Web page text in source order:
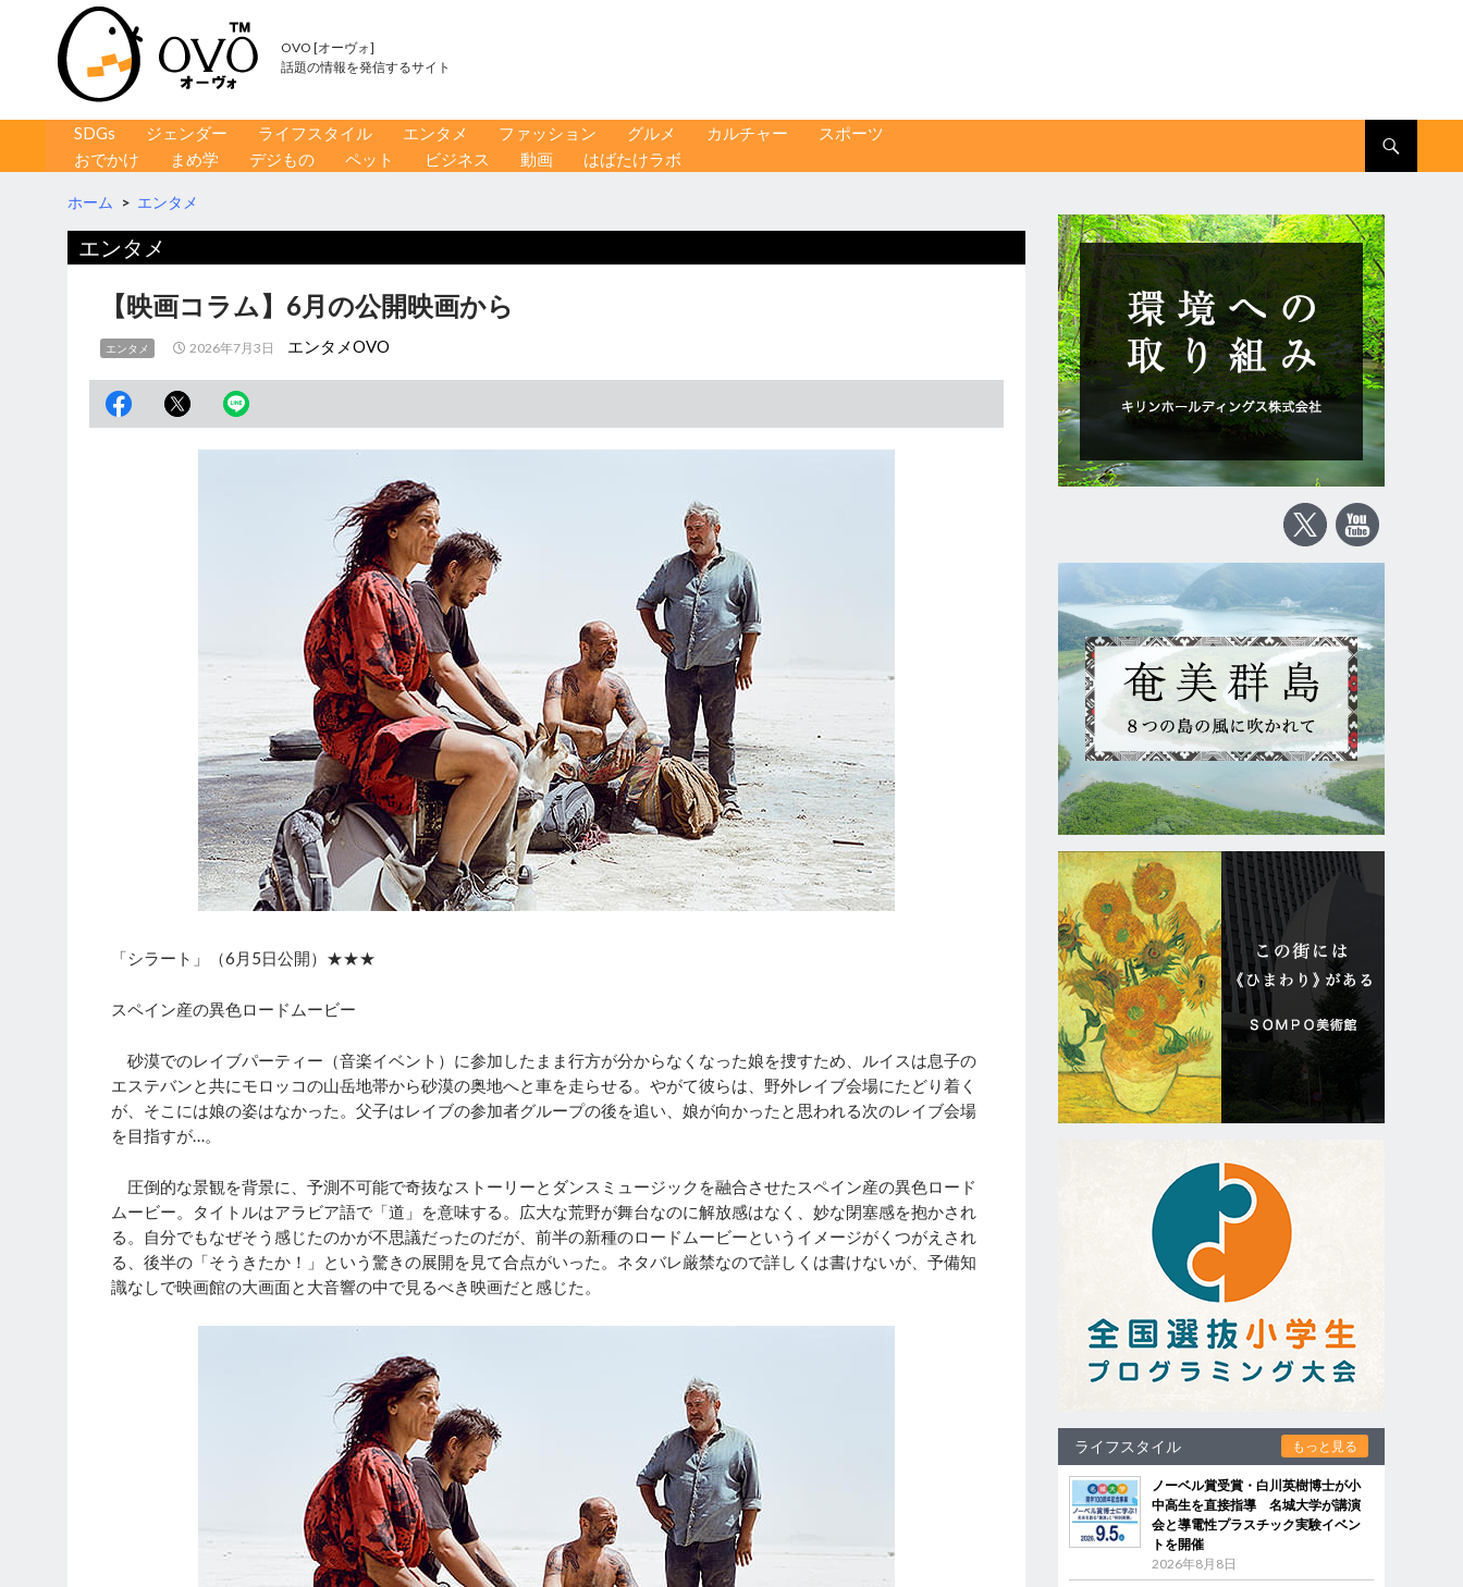
OVO [オーヴォ]
話題の情報を発信するサイト
コンテンツへ移動
SDGs ジェンダー ライフスタイル エンタメ ファッション グルメ カルチャー
スポーツ
おでかけ
まめ学 デジもの ペット ビジネス 動画 はばたけラボ
ホーム > エンタメ
エンタメ
【映画コラム】6月の公開映画から
エンタメ 2026年7月3日 エンタメOVO
「シラート」（6月5日公開）★★★
スペイン産の異色ロードムービー
砂漠でのレイブパーティー（音楽イベント）に参加したまま行方が分からなくなった娘を捜すため、ルイスは息子の
エステバンと共にモロッコの山岳地帯から砂漠の奥地へと車を走らせる。やがて彼らは、野外レイブ会場にたどり着く
が、そこには娘の姿はなかった。父子はレイブの参加者グループの後を追い、娘が向かったと思われる次のレイブ会場
を目指すが…。
圧倒的な景観を背景に、予測不可能で奇抜なストーリーとダンスミュージックを融合させたスペイン産の異色ロード
ムービー。タイトルはアラビア語で「道」を意味する。広大な荒野が舞台なのに解放感はなく、妙な閉塞感を抱かされ
る。自分でもなぜそう感じたのかが不思議だったのだが、前半の新種のロードムービーというイメージがくつがえされ
る、後半の「そうきたか！」という驚きの展開を見て合点がいった。ネタバレ厳禁なので詳しくは書けないが、予備知
識なしで映画館の大画面と大音響の中で見るべき映画だと感じた。
ライフスタイル もっと見る
ノーベル賞受賞・白川英樹博士が小
中高生を直接指導 名城大学が講演
会と導電性プラスチック実験イベン
トを開催
2026年8月8日